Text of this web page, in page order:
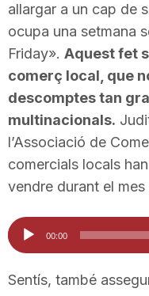
a
r
a
allargar a un cap de
ocupa una setmana
Friday». Aquest fet
comerç local, que
descomptes tan
multinacionals.
l’Associació de
comercials locals
vendre durant el
Reproductor
d'àudio
00:00
Sentís, també